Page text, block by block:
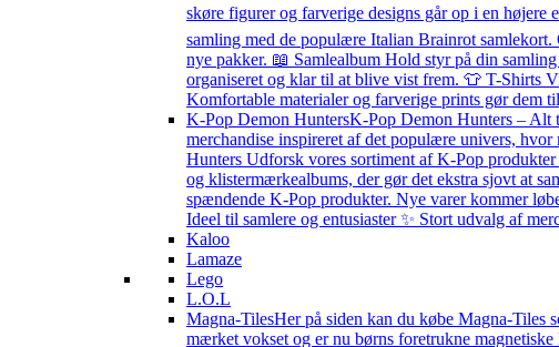
skøre figurer og farverige designs går op i en højere
samling med de populære Italian Brainrot
nye pakker. 📖 Samlealbum Hold styr på din
organiseret og klar til at blive vist frem. 👕 T-Shirts
Komfortable materialer og farverige prints gør
K-Pop Demon HuntersK-Pop Demon Hunters – Alt
merchandise inspireret af det populære univers,
Hunters Udforsk vores sortiment af K-Pop
og klistermærkealbums, der gør det ekstra sjovt at
spændende K-Pop produkter. Nye varer kommer
Ideel til samlere og entusiaster ✨ Stort udvalg af
Kaloo
Lamaze
Lego
L.O.L
Magna-TilesHer på siden kan du købe Magna-Tiles
mærket vokset og er nu børns foretrukne